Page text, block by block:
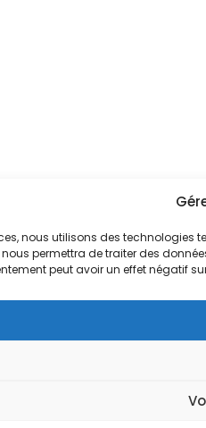
nous utilisons des
permettra de traiter des
peut avoir un effet négatif